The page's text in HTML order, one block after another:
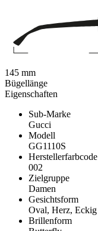
Eigenschaften
Sub-Marke
Gucci
Modell
GG1110S
Herstellerfarbcode
002
Zielgruppe
Damen
Gesichtsform
Oval, Herz, Eckig
Brillenform
145 mm
Bügellänge